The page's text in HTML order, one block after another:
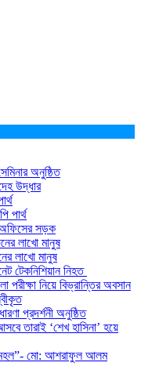
অনুষ্ঠিত
উদ্ধার
পার্থ
অফিসের সড়ক
লাখো মানুষ
লাখো মানুষ
টেকনিশিয়ান নিহত
পরীক্ষা নিয়ে বিভ্রান্তির অবসান
প্রদর্শনী অনুষ্ঠিত
তারাই ‘শেখ হাসিনা’ হয়ে
মহল”- মো: আশরাফুল আলম